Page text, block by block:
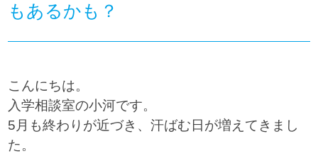
もあるかも？
こんにちは。
入学相談室の小河です。
5月も終わりが近づき、汗ばむ日が増えてきまし
た。